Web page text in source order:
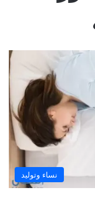
نساء وتوليد